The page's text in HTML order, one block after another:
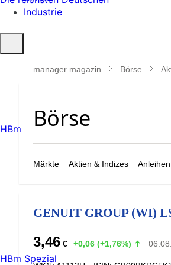
Industrie
öffnen
manager magazin Börse
Märkte Aktien & Indizes
GENUIT GROUP (WI)
3,46 € +0,06 (+1,76%)
HBm
HBm Spezial